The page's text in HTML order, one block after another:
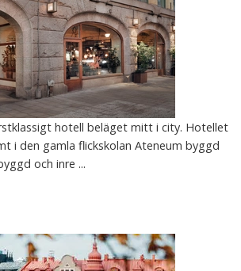
hotell beläget mitt i city. Hotellet
i den gamla flickskolan Ateneum byggd
och inre ...